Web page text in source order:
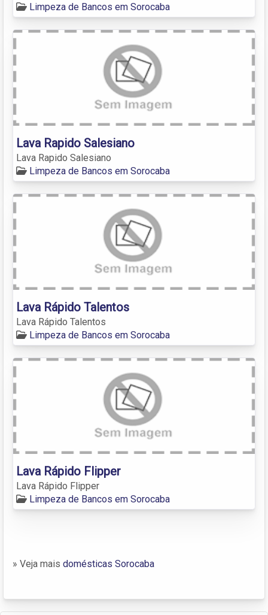
Limpeza de Bancos em Sorocaba
Lava Rapido Salesiano
Lava Rapido Salesiano
Limpeza de Bancos em Sorocaba
Lava Rápido Talentos
Lava Rápido Talentos
Limpeza de Bancos em Sorocaba
Lava Rápido Flipper
Lava Rápido Flipper
Limpeza de Bancos em Sorocaba
» Veja mais domésticas Sorocaba